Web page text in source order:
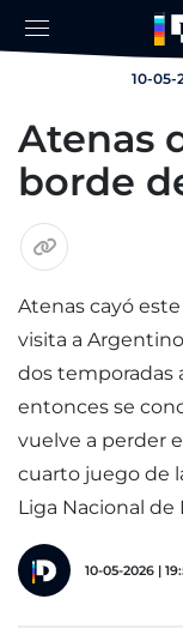
10-05-
Atenas
borde
Atenas cayó
visita a
dos temporadas
entonces se
vuelve a perder
cuarto juego de
Liga Nacional de
10-05-2026 |